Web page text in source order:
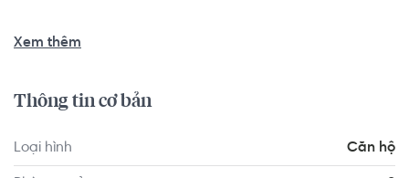
Siêu Thị, Đại Học Ngân Hàng TP.HCM 5 phút đi xe máy.
Căn hộ có vị trí cách Trường Mầm non Cỏ Ba Lá - Clover
Montessori Quận 2 khoảng 8.4km, cách Trường Mầm non
Xem thêm
Thông tin cơ bản
Loại hình Căn hộ